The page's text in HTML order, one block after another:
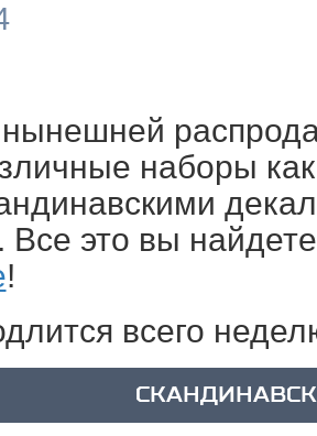
наборы
Все это вы
!
всего